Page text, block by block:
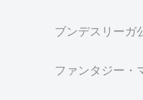
ブンデスリーガ
ファンタジー・